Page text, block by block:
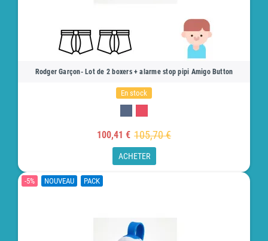
Rodger Garçon- Lot de 2 boxers + alarme stop pipi Amigo Button
En stock
100,41 € 105,70 €
ACHETER
-5% NOUVEAU PACK